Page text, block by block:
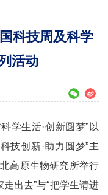
科技周及科学
活动
学生活·创新圆梦”以
技创新·助力圆梦”主
高原生物研究所举行
出去”与“把学生请进